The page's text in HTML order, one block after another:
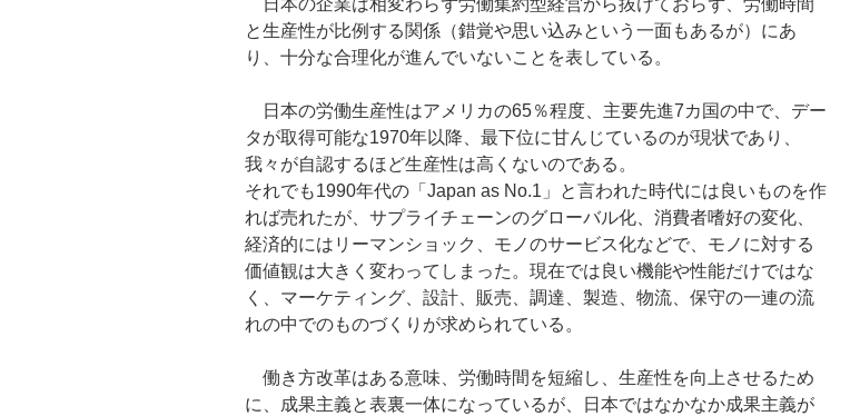
日本の企業は相変わらず労働集約型経営から抜けておらず、労働時間
と生産性が比例する関係（錯覚や思い込みという一面もあるが）にあ
り、十分な合理化が進んでいないことを表している。
日本の労働生産性はアメリカの65％程度、主要先進7カ国の中で、デー
タが取得可能な1970年以降、最下位に甘んじているのが現状であり、
我々が自認するほど生産性は高くないのである。
それでも1990年代の「Japan as No.1」と言われた時代には良いものを作
れば売れたが、サプライチェーンのグローバル化、消費者嗜好の変化、
経済的にはリーマンショック、モノのサービス化などで、モノに対する
価値観は大きく変わってしまった。現在では良い機能や性能だけではな
く、マーケティング、設計、販売、調達、製造、物流、保守の一連の流
れの中でのものづくりが求められている。
働き方改革はある意味、労働時間を短縮し、生産性を向上させるため
に、成果主義と表裏一体になっているが、日本ではなかなか成果主義が